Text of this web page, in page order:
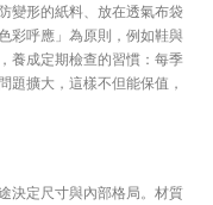
變形的紙料、放在透氣布袋
彩呼應」為原則，例如鞋與
養成定期檢查的習慣：每季
題擴大，這樣不但能保值，
決定尺寸與內部格局。材質